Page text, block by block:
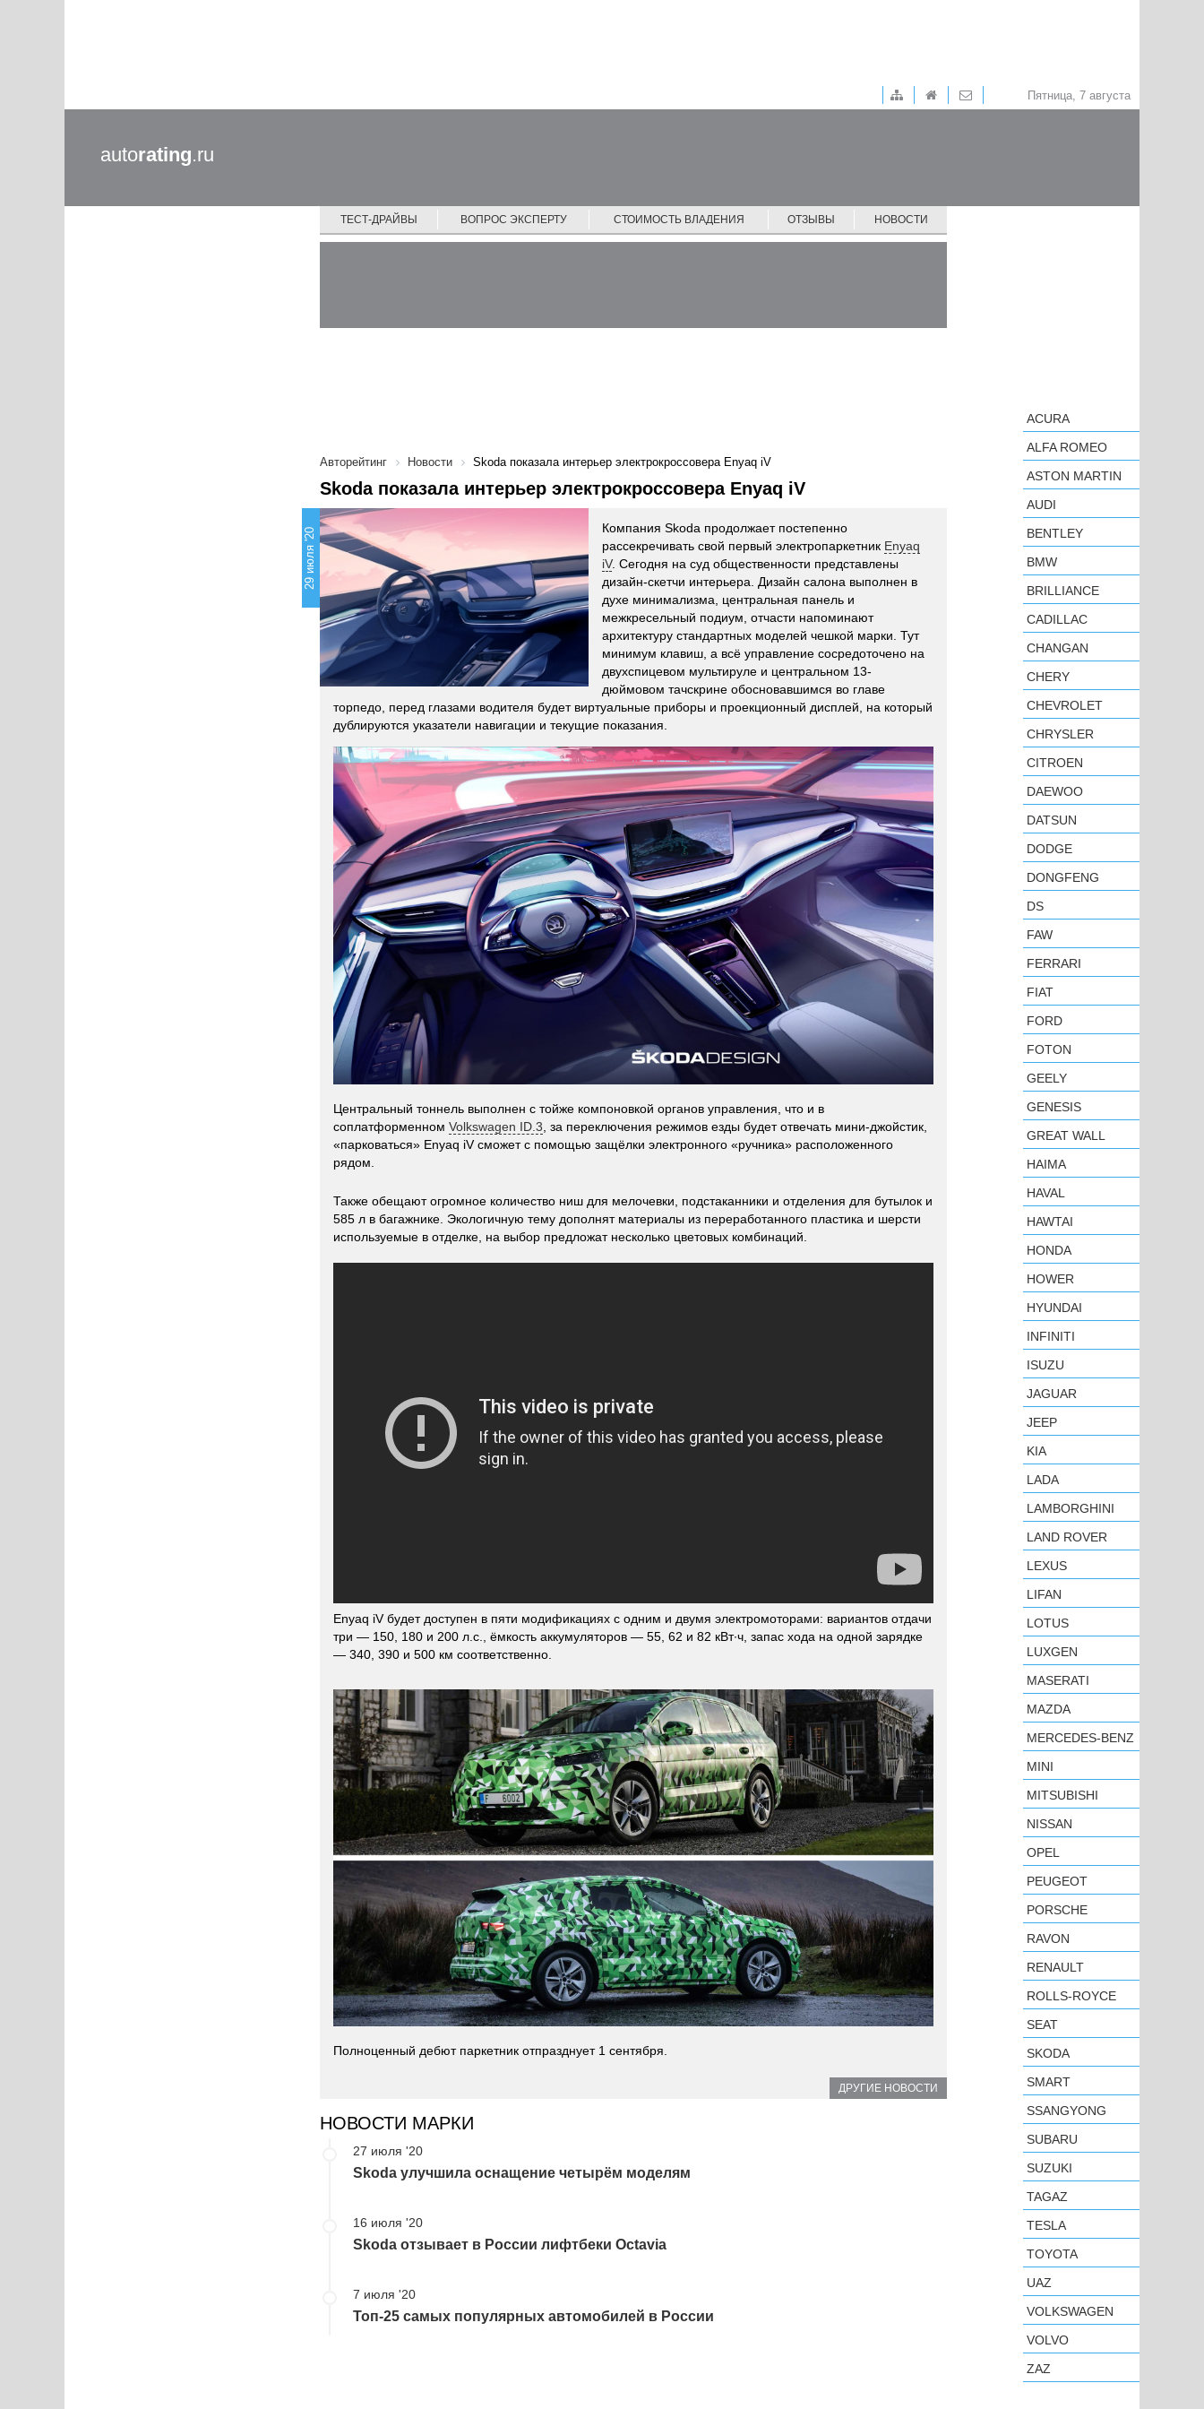
Пятница, 7 августа
autorating.ru
ТЕСТ-ДРАЙВЫ ВОПРОС ЭКСПЕРТУ СТОИМОСТЬ ВЛАДЕНИЯ ОТЗЫВЫ НОВОСТИ
Авторейтинг Новости Skoda показала интерьер электрокроссовера Enyaq iV
Skoda показала интерьер электрокроссовера Enyaq iV
29 июля '20
Компания Skoda продолжает постепенно
рассекречивать свой первый электропаркетник Enyaq
iV. Сегодня на суд общественности представлены
дизайн-скетчи интерьера. Дизайн салона выполнен в
духе минимализма, центральная панель и
межкресельный подиум, отчасти напоминают
архитектуру стандартных моделей чешкой марки. Тут
минимум клавиш, а всё управление сосредоточено на
двухспицевом мультируле и центральном 13-
дюймовом тачскрине обосновавшимся во главе
торпедо, перед глазами водителя будет виртуальные приборы и проекционный дисплей, на который
дублируются указатели навигации и текущие показания.
Центральный тоннель выполнен с тойже компоновкой органов управления, что и в
соплатформенном Volkswagen ID.3 , за переключения режимов езды будет отвечать мини-джойстик,
«парковаться» Enyaq iV сможет с помощью защёлки электронного «ручника» расположенного
рядом.
Также обещают огромное количество ниш для мелочевки, подстаканники и отделения для бутылок и
585 л в багажнике. Экологичную тему дополнят материалы из переработанного пластика и шерсти
используемые в отделке, на выбор предложат несколько цветовых комбинаций.
Enyaq iV будет доступен в пяти модификациях с одним и двумя электромоторами: вариантов отдачи
три — 150, 180 и 200 л.с., ёмкость аккумуляторов — 55, 62 и 82 кВт∙ч, запас хода на одной зарядке
— 340, 390 и 500 км соответственно.
Полноценный дебют паркетник отпразднует 1 сентября.
ДРУГИЕ НОВОСТИ
НОВОСТИ МАРКИ
27 июля '20
Skoda улучшила оснащение четырём моделям
16 июля '20
Skoda отзывает в России лифтбеки Octavia
7 июля '20
Топ-25 самых популярных автомобилей в России
ACURA
ALFA ROMEO
ASTON MARTIN
AUDI
BENTLEY
BMW
BRILLIANCE
CADILLAC
CHANGAN
CHERY
CHEVROLET
CHRYSLER
CITROEN
DAEWOO
DATSUN
DODGE
DONGFENG
DS
FAW
FERRARI
FIAT
FORD
FOTON
GEELY
GENESIS
GREAT WALL
HAIMA
HAVAL
HAWTAI
HONDA
HOWER
HYUNDAI
INFINITI
ISUZU
JAGUAR
JEEP
KIA
LADA
LAMBORGHINI
LAND ROVER
LEXUS
LIFAN
LOTUS
LUXGEN
MASERATI
MAZDA
MERCEDES-BENZ
MINI
MITSUBISHI
NISSAN
OPEL
PEUGEOT
PORSCHE
RAVON
RENAULT
ROLLS-ROYCE
SEAT
SKODA
SMART
SSANGYONG
SUBARU
SUZUKI
TAGAZ
TESLA
TOYOTA
UAZ
VOLKSWAGEN
VOLVO
ZAZ